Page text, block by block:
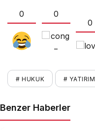
0
0
0
# HUKUK # YATIRIM
Benzer Haberler